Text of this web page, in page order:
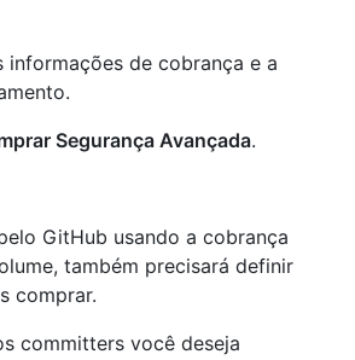
informações de cobrança e a
Segurança Avançada.
GitHub usando a cobrança
também precisará definir
comprar.
committers você deseja